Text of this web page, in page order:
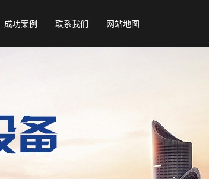
成功案例 联系我们 网站地图